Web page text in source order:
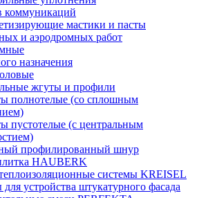
коммуникаций
мастики и пасты
и аэродромных работ
назначения
жгуты и профили
полнотелые (со сплошным
пустотелые (с центральным
профилированный шнур
HAUBERK
системы KREISEL
устройства штукатурного фасада